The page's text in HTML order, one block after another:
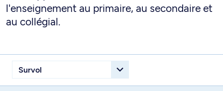
l'enseignement au primaire, au secondaire et
au collégial.